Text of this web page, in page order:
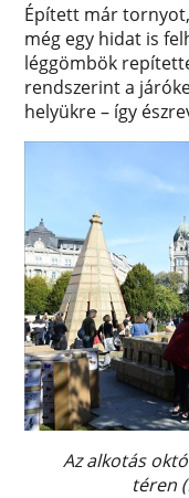
Épített már
még egy hidat is
léggömbök
rendszerint a
helyükre – így
Az alkotás
téren